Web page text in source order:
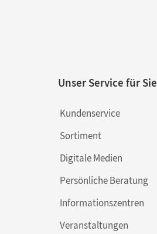
Unser Service für Sie
Kundenservice
Sortiment
Digitale Medien
Persönliche Beratung
Informationszentren
Veranstaltungen